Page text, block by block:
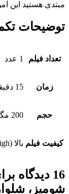
مبتدی هستید این
توضیحات
تعداد فیلم 1 عدد
زمان 15 دقیقه
حجم 200 مگابایت
کیفیت فیلم بالا (High) – 960×540
16 دیدگاه برای
شومیز،